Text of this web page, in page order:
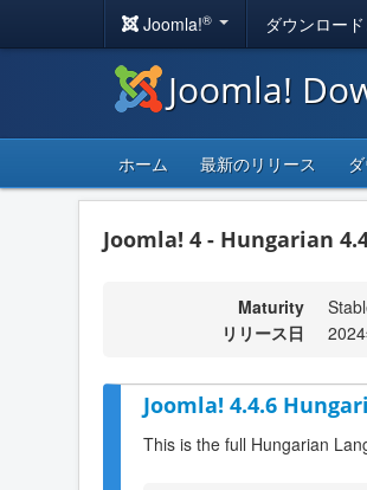
Joomla!® ダウンロー
Joomla!
ホーム 最新のリリース
Joomla! 4 - Hungarian
Maturity
リリース日
Joomla! 4.4.6
This is the full Hungarian